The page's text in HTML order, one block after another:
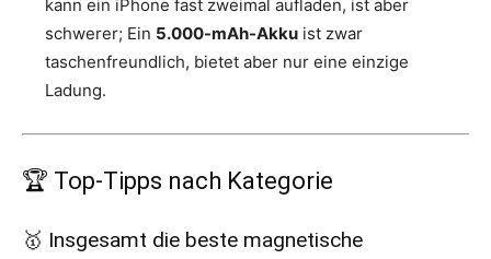
kann ein iPhone fast zweimal aufladen, ist aber
schwerer; Ein 5.000-mAh-Akku ist zwar
taschenfreundlich, bietet aber nur eine einzige
Ladung.
🏆 Top-Tipps nach Kategorie
🥇 Insgesamt die beste magnetische